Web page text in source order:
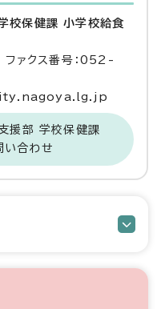
校保健課 小学校給食
クス番号：052-
援部 学校保健課
い合わせ